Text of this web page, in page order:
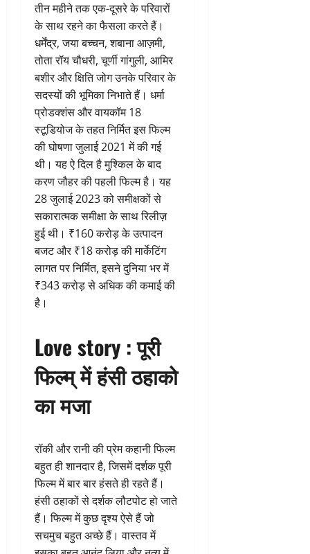
तीन महीने तक एक-दूसरे के परिवारों
के साथ रहने का फैसला करते हैं।
धर्मेंद्र, जया बच्चन, शबाना आज़मी,
तोता रॉय चौधरी, चूर्णी गांगुली, आमिर
बशीर और क्षिति जोग उनके परिवार के
सदस्यों की भूमिका निभाते हैं। धर्मा
प्रोडक्शंस और वायकॉम 18
स्टूडियोज के तहत निर्मित इस फिल्म
की घोषणा जुलाई 2021 में की गई
थी। यह ऐ दिल है मुश्किल के बाद
करण जौहर की पहली फिल्म है। यह
28 जुलाई 2023 को समीक्षकों से
सकारात्मक समीक्षा के साथ रिलीज़
हुई थी। ₹160 करोड़ के उत्पादन
बजट और ₹18 करोड़ की मार्केटिंग
लागत पर निर्मित, इसने दुनिया भर में
₹343 करोड़ से अधिक की कमाई की
है।
Love story : पूरी
फिल्म् में हंसी ठहाको
का मजा
रॉकी और रानी की प्रेम कहानी फिल्म
बहुत ही शानदार है, जिसमें दर्शक पूरी
फिल्म में बार बार हंसते ही रहते हैं।
हंसी ठहाकों से दर्शक लौटपोट हो जाते
हैं। फिल्म में कुछ दृश्य ऐसे हैं जो
सचमुच बहुत अच्छे हैं। वास्तव में